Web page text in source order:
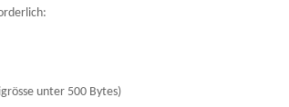
unter 500 Bytes)